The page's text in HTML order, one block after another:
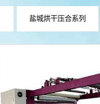
盐城烘干压合系列